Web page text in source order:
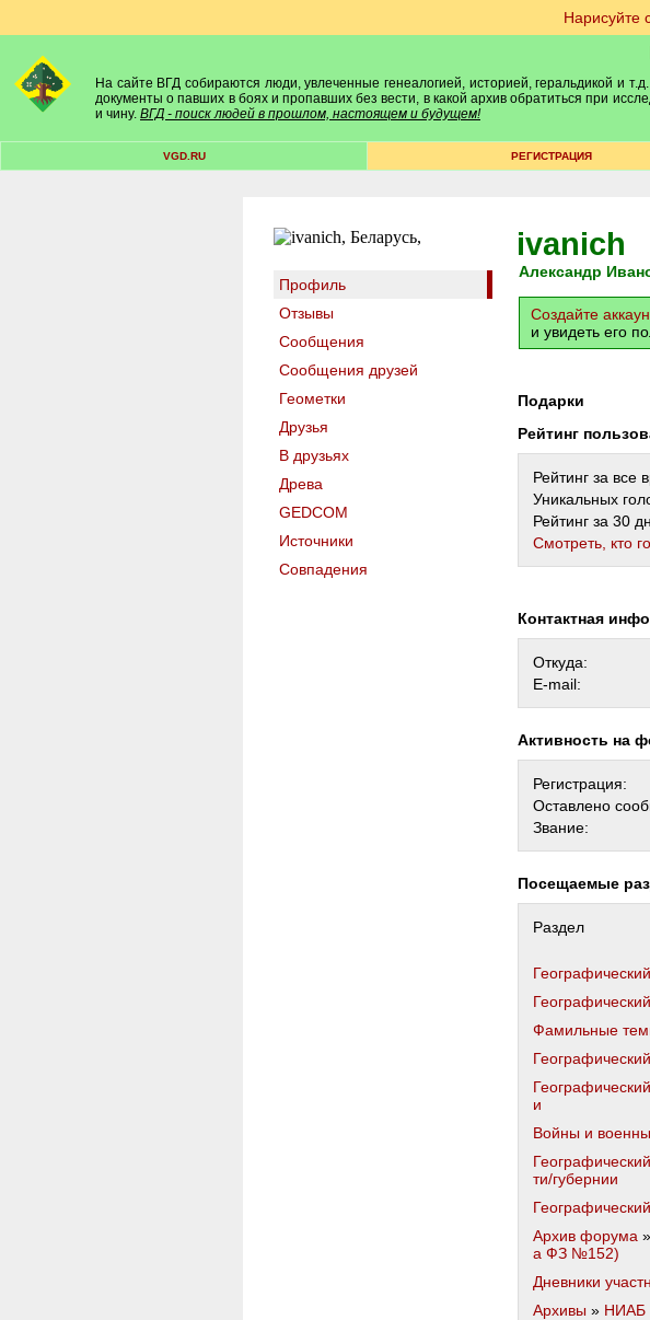
Нарисуйте
На сайте ВГД собираются люди, увлеченные генеалогией, историей, геральдикой и
документы о павших в боях и пропавших без вести, в какой архив обратиться при
и чину. ВГД - поиск людей в прошлом, настоящем и будущем!
VGD.RU РЕГИСТРАЦИЯ
Профиль
Отзывы
Сообщения
Сообщения друзей
Геометки
Друзья
В друзьях
Древа
GEDCOM
Источники
Совпадения
ivanich
Александр
Создайте
и увидеть его
Подарки
Рейтинг
Рейтинг за все
Уникальных
Рейтинг за 30
Cмотреть, кто
Контактная
Откуда:
E-mail:
Активность на
Регистрация:
Оставлено
Звание:
Посещаемые
Раздел
Фамильные
и
Войны и
ти/губернии
Архив форума »
а ФЗ №152)
Дневники
Архивы » НИАБ